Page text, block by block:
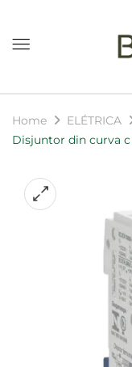
Home ELÉTRICA
Disjuntor din curva c